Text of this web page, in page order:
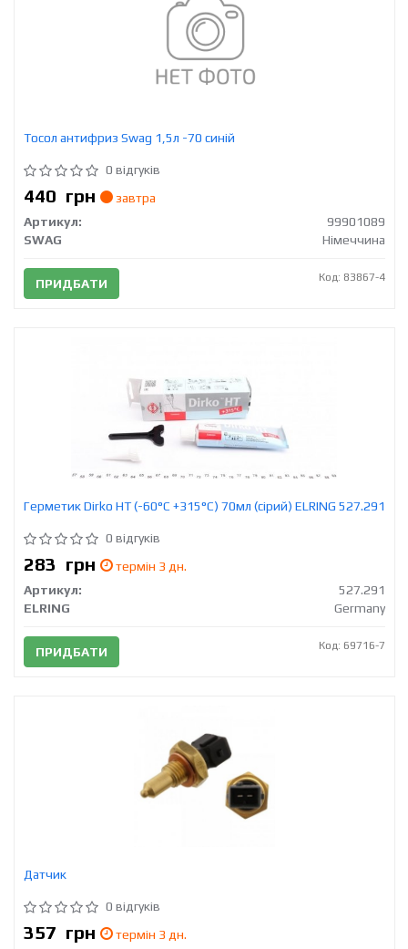
Тосол антифриз Swag 1,5л -70 синій
0 відгуків
440 грн
завтра
Артикул:
99901089
SWAG
Німеччина
ПРИДБАТИ Код: 83867-4
Герметик Dirko HT (-60°C +315°C) 70мл (сірий) ELRING 527.291
0 відгуків
283 грн
термін 3 дн.
Артикул:
527.291
ELRING
Germany
ПРИДБАТИ Код: 69716-7
Датчик
0 відгуків
357 грн
термін 3 дн.